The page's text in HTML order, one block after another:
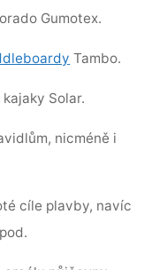
Gumotex.
Tambo.
Solar.
nicméně i
cíle plavby, navíc